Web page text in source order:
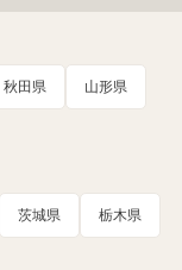
秋田県 山形県
茨城県 栃木県